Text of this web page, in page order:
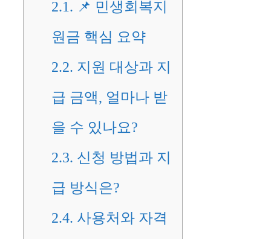
2.1. 📌 민생회복지
원금 핵심 요약
2.2. 지원 대상과 지
급 금액, 얼마나 받
을 수 있나요?
2.3. 신청 방법과 지
급 방식은?
2.4. 사용처와 자격